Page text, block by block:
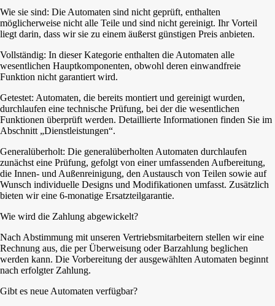
Wie sie sind: Die Automaten sind nicht geprüft, enthalten
möglicherweise nicht alle Teile und sind nicht gereinigt. Ihr Vorteil
liegt darin, dass wir sie zu einem äußerst günstigen Preis anbieten.
Vollständig: In dieser Kategorie enthalten die Automaten alle
wesentlichen Hauptkomponenten, obwohl deren einwandfreie
Funktion nicht garantiert wird.
Getestet: Automaten, die bereits montiert und gereinigt wurden,
durchlaufen eine technische Prüfung, bei der die wesentlichen
Funktionen überprüft werden. Detaillierte Informationen finden Sie im
Abschnitt „Dienstleistungen“.
Generalüberholt: Die generalüberholten Automaten durchlaufen
zunächst eine Prüfung, gefolgt von einer umfassenden Aufbereitung,
die Innen- und Außenreinigung, den Austausch von Teilen sowie auf
Wunsch individuelle Designs und Modifikationen umfasst. Zusätzlich
bieten wir eine 6-monatige Ersatzteilgarantie.
Wie wird die Zahlung abgewickelt?
Nach Abstimmung mit unseren Vertriebsmitarbeitern stellen wir eine
Rechnung aus, die per Überweisung oder Barzahlung beglichen
werden kann. Die Vorbereitung der ausgewählten Automaten beginnt
nach erfolgter Zahlung.
Gibt es neue Automaten verfügbar?